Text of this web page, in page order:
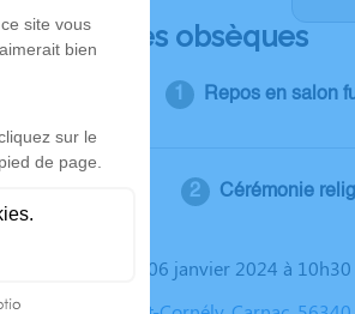
Déroulé des obsèques
Repos en salon
Cérémonie
Le samedi 06 janvier 2024 à 10h30